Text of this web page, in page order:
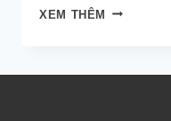
XEM THÊM CÁCH
SAU